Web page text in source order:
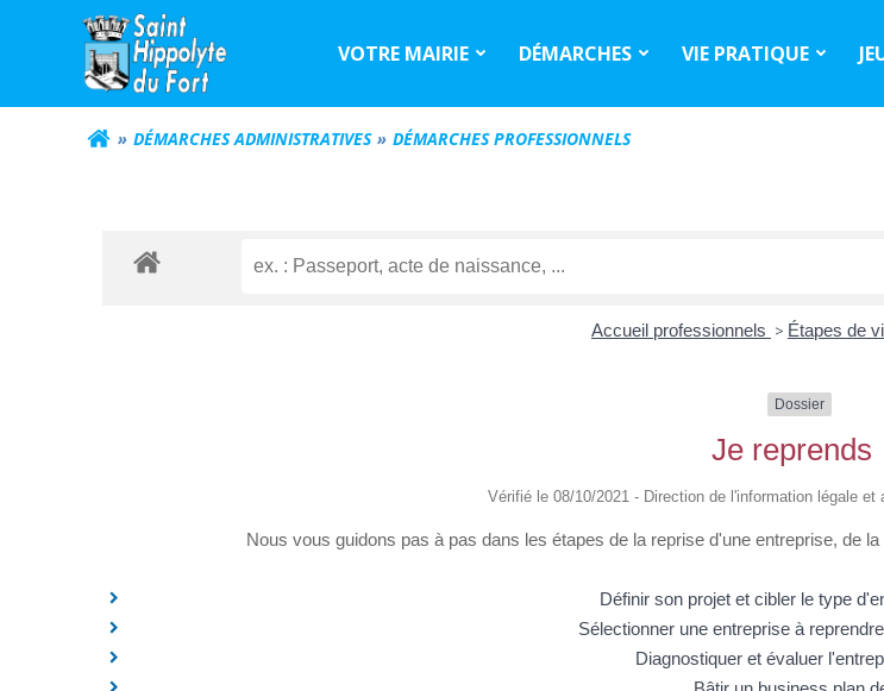
VOTRE MAIRIE DÉMARCHES VIE PRATIQUE
DÉMARCHES ADMINISTRATIVES DÉMARCHES PROFESSIONNELS
Accueil professionnels > Étapes de
Dossier
Je reprends
Vérifié le 08/10/2021 - Direction de l'information légale
Nous vous guidons pas à pas dans les étapes de la reprise d'une entreprise, de
Définir son projet et cibler le type
Sélectionner une entreprise à
Diagnostiquer et évaluer